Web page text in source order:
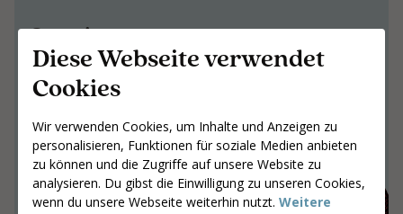
Diese Webseite verwendet
Cookies
Wir verwenden Cookies, um Inhalte und Anzeigen zu
personalisieren, Funktionen für soziale Medien anbieten
zu können und die Zugriffe auf unsere Website zu
analysieren. Du gibst die Einwilligung zu unseren Cookies,
wenn du unsere Webseite weiterhin nutzt. Weitere
Gemeinsam an
Ergebnissen arbeiten,
die bleiben
Gemeinsam an Ergebnissen arbeiten,
die bleiben
Gib deine Postleitzahl ein
Coaches suchen